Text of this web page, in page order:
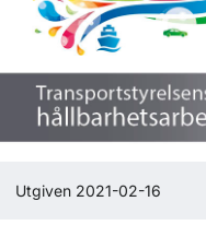
Utgiven 2021-02-16